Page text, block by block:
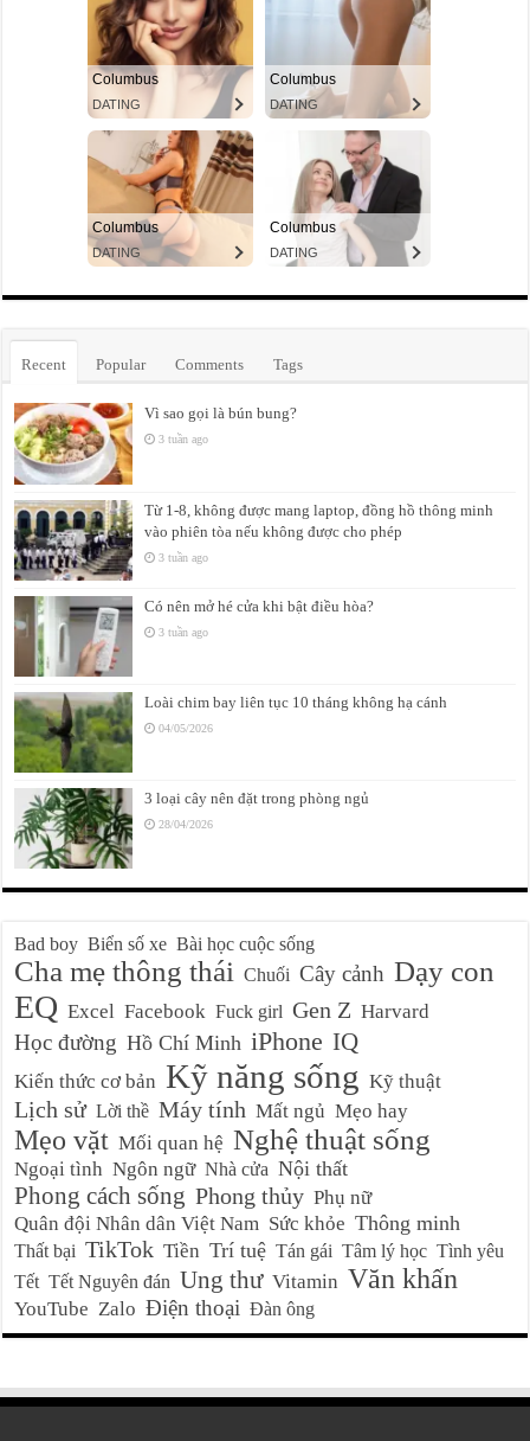
Recent Popular Comments Tags
Vì sao gọi là bún bung?
3 tuần ago
Từ 1-8, không được mang laptop, đồng hồ thông minh
vào phiên tòa nếu không được cho phép
3 tuần ago
Có nên mở hé cửa khi bật điều hòa?
3 tuần ago
Loài chim bay liên tục 10 tháng không hạ cánh
04/05/2026
3 loại cây nên đặt trong phòng ngủ
28/04/2026
Bad boy Biển số xe Bài học cuộc sống
Cha mẹ thông thái Chuối Cây cảnh Dạy con
EQ Excel Facebook Fuck girl Gen Z Harvard
Học đường Hồ Chí Minh iPhone IQ
Kiến thức cơ bản Kỹ năng sống Kỹ thuật
Lịch sử Lời thề Máy tính Mất ngủ Mẹo hay
Mẹo vặt Mối quan hệ Nghệ thuật sống
Ngoại tình Ngôn ngữ Nhà cửa Nội thất
Phong cách sống Phong thủy Phụ nữ
Quân đội Nhân dân Việt Nam Sức khỏe Thông minh
Thất bại TikTok Tiền Trí tuệ Tán gái Tâm lý học Tình yêu
Tết Tết Nguyên đán Ung thư Vitamin Văn khấn
YouTube Zalo Điện thoại Đàn ông